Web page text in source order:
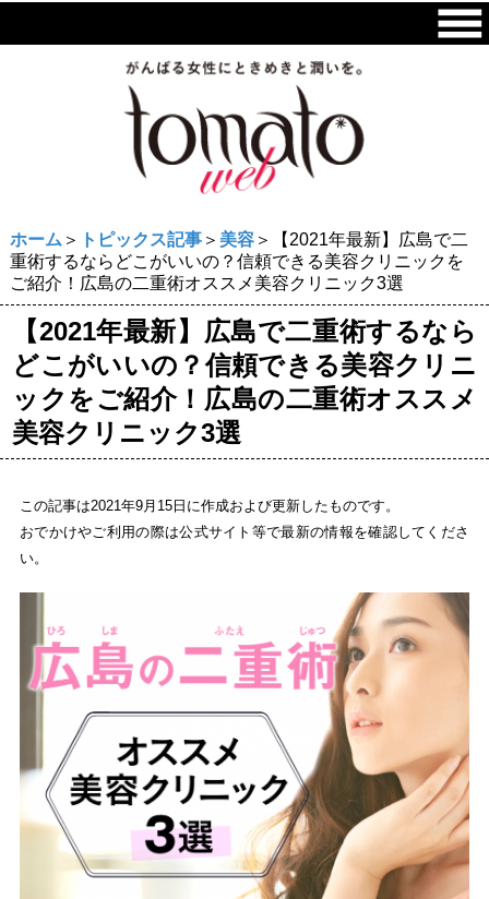
ホーム ＞ トピックス記事＞ 美容＞【2021年最新】広島で二
重術するならどこがいいの？信頼できる美容クリニックを
ご紹介！広島の二重術オススメ美容クリニック3選
【2021年最新】広島で二重術するなら
どこがいいの？信頼できる美容クリニ
ックをご紹介！広島の二重術オススメ
美容クリニック3選
この記事は2021年9月15日に作成および更新したものです。
おでかけやご利用の際は公式サイト等で最新の情報を確認してくださ
い。